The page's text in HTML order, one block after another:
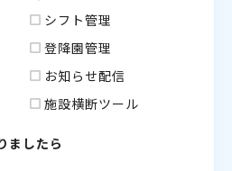
シフト管理
登降園管理
お知らせ配信
施設横断ツール
ましたら